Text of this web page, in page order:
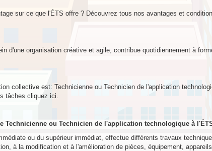
sur ce que l'ÉTS offre ? Découvrez tous nos avantages et
d'une organisation créative et agile, contribue quotidiennement à
collective est: Technicienne ou Technicien de l'application
tâches cliquez ici.
Technicienne ou Technicien de l'application technologique à
ou du supérieur immédiat, effectue différents travaux
à la modification et à l'amélioration de pièces, équipement,